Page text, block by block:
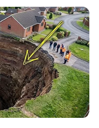
LAINNYA
Ratu Rafa